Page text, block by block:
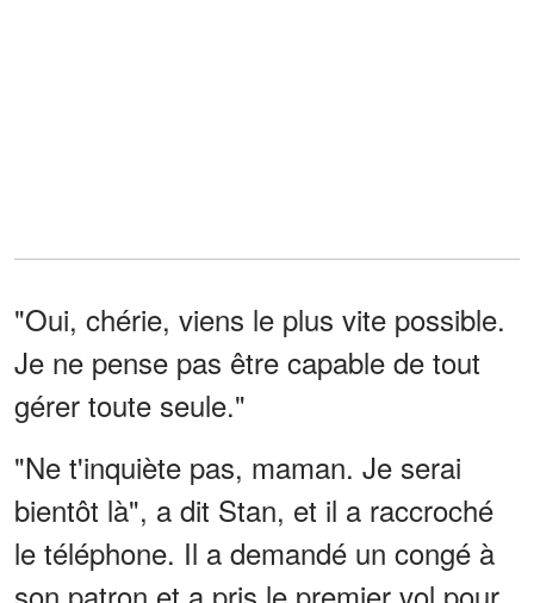
"Oui, chérie, viens le plus vite possible.
Je ne pense pas être capable de tout
gérer toute seule."
"Ne t'inquiète pas, maman. Je serai
bientôt là", a dit Stan, et il a raccroché
le téléphone. Il a demandé un congé à